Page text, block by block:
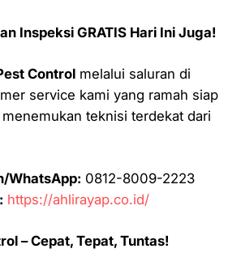
Inspeksi GRATIS Hari Ini Juga!
Control melalui saluran di
service kami yang ramah siap
teknisi terdekat dari
WhatsApp: 0812-8009-2223
https://ahlirayap.co.id/
– Cepat, Tepat, Tuntas!